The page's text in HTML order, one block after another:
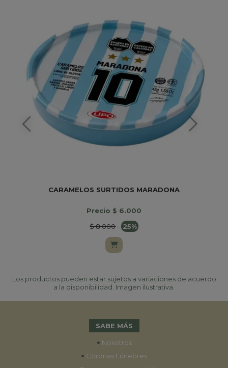
CARAMELOS SURTIDOS MARADONA
Precio $ 6.000
$ 8.000- 25%
Los productos pueden estar sujetos a variaciones de acuerdo
a la disponibilidad. Imagen ilustrativa.
SABE MÁS
• Nosotros
• Coronas Fúnebres